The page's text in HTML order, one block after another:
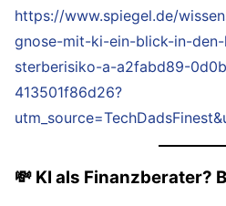
https://www.spiegel.de/
gnose-mit-ki-ein-blick-in-
sterberisiko-a-a2fabd89-
413501f86d26?
💸 KI als Finanzberater?